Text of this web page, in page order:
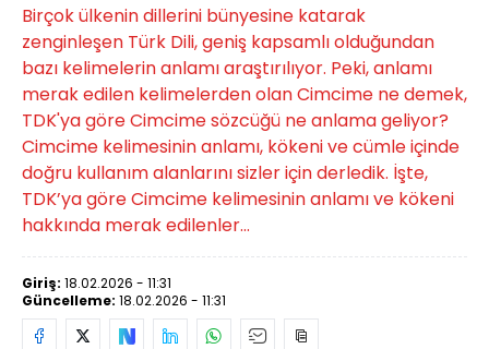
Birçok ülkenin dillerini bünyesine katarak
zenginleşen Türk Dili, geniş kapsamlı olduğundan
bazı kelimelerin anlamı araştırılıyor. Peki, anlamı
merak edilen kelimelerden olan Cimcime ne demek,
TDK'ya göre Cimcime sözcüğü ne anlama geliyor?
Cimcime kelimesinin anlamı, kökeni ve cümle içinde
doğru kullanım alanlarını sizler için derledik. İşte,
TDK’ya göre Cimcime kelimesinin anlamı ve kökeni
hakkında merak edilenler...
Giriş: 18.02.2026 - 11:31
Güncelleme: 18.02.2026 - 11:31